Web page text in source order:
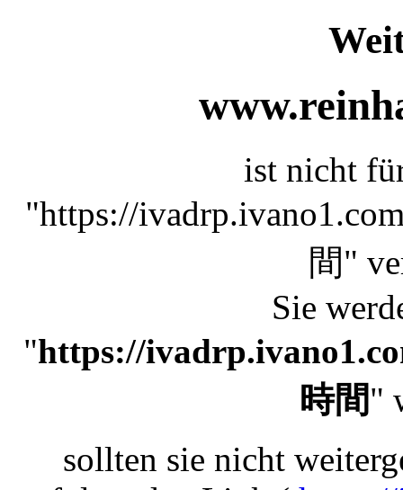
ist nicht
"https://
間"
Sie
"https://
時間"
sollten sie nicht